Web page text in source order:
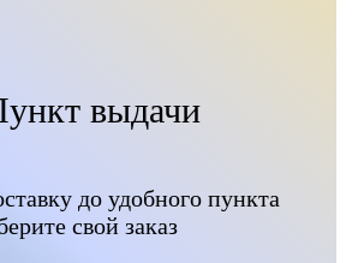
выдачи
до удобного пункта
свой заказ